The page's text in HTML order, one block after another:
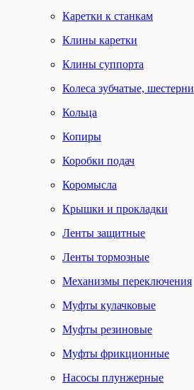
Каретки к станкам
Клины каретки
Клины суппорта
Колеса зубчатые, шестерни
Кольца
Копиры
Коробки подач
Коромысла
Крышки и прокладки
Ленты защитные
Ленты тормозные
Механизмы переключения
Муфты кулачковые
Муфты резиновые
Муфты фрикционные
Насосы плунжерные